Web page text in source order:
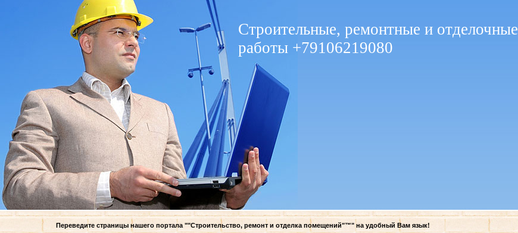
Строительные, ремонтные и отделочные
работы +79106219080
Переведите страницы нашего портала ""Строительство, ремонт и отделка помещений"™" на удобный Вам язык!